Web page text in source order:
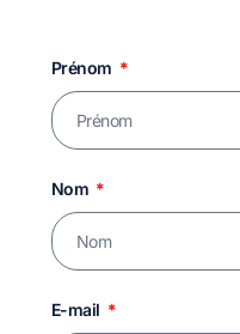
Prénom
Nom
E-mail